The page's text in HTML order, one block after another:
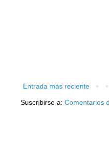
Entrada más reciente
Suscribirse a: Comentarios